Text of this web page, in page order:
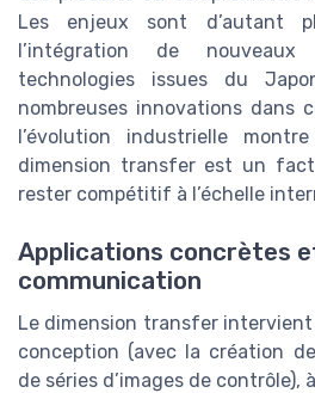
Les enjeux sont d’autant
l’intégration de
technologies issues du
nombreuses innovations dans
l’évolution industrielle
dimension transfer est un
rester compétitif à l’échelle
Applications concrètes
communication
Le dimension transfer intervient
conception (avec la création
de séries d’images de contrôle),